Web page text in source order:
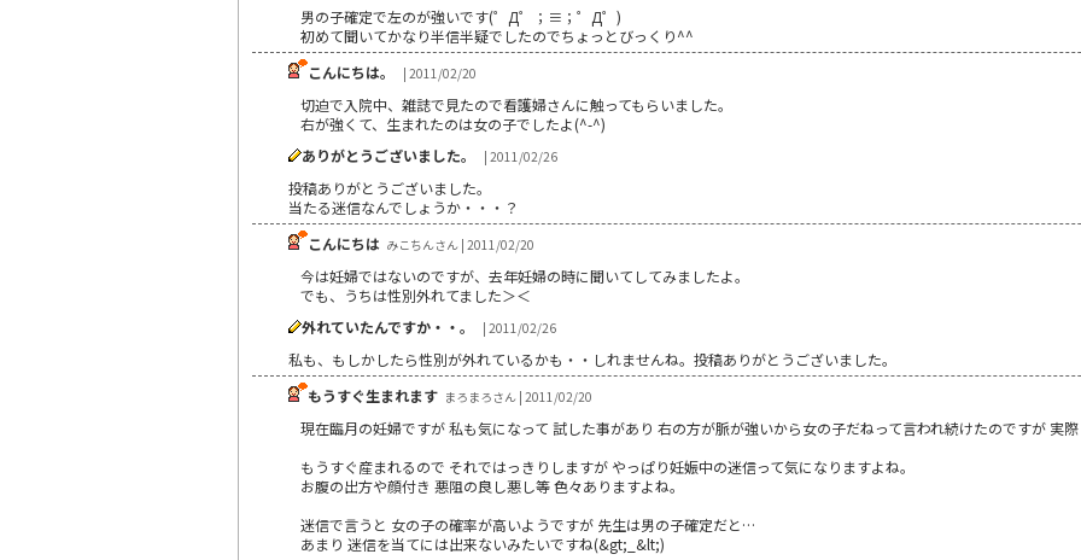
男の子確定で左のが強いです(゜Д゜；≡；゜Д゜)
初めて聞いてかなり半信半疑でしたのでちょっとびっくり^^
こんにちは。
| 2011/02/20
切迫で入院中、雑誌で見たので看護婦さんに触ってもらいました。
右が強くて、生まれたのは女の子でしたよ(^-^)
ありがとうございました。
| 2011/02/26
投稿ありがとうございました。
当たる迷信なんでしょうか・・・？
こんにちは みこちんさん | 2011/02/20
今は妊婦ではないのですが、去年妊婦の時に聞いてしてみましたよ。
でも、うちは性別外れてました＞＜
外れていたんですか・・。
| 2011/02/26
私も、もしかしたら性別が外れているかも・・しれませんね。投稿ありがとうございました。
もうすぐ生まれます まろまろさん | 2011/02/20
現在臨月の妊婦ですが 私も気になって 試した事があり 右の方が脈が強いから女の子だねって言われ続けたのですが
もうすぐ産まれるので それではっきりしますが やっぱり妊娠中の迷信って気になりますよね。
お腹の出方や顔付き 悪阻の良し悪し等 色々ありますよね。
迷信で言うと 女の子の確率が高いようですが 先生は男の子確定だと…
あまり 迷信を当てには出来ないみたいですね(&gt;_&lt;)